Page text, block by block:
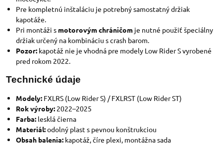
Pre kompletnú inštaláciu je potrebný samostatný držiak
kapotáže.
Pri montáži s motorovým chráničom je nutné použiť špeciálny
držiak určený na kombináciu s crash barom.
Pozor: kapotáž nie je vhodná pre modely Low Rider S vyrobené
pred rokom 2022.
Technické údaje
Modely: FXLRS (Low Rider S) / FXLRST (Low Rider ST)
Rok výroby: 2022–2025
Farba: lesklá čierna
Materiál:odolný plast s pevnou konštrukciou
Obsah balenia: kapotáž, číre plexi, montážna sada